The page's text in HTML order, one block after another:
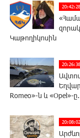
Կաթողիկոսին
Romeo»-ն և «Opel»-